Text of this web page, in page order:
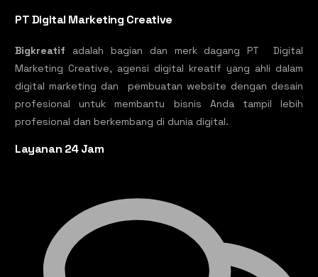
PT Digital Marketing Creative
Bigkreatif adalah bagian dan merk dagang PT Digital
Marketing Creative, agensi digital kreatif yang ahli dalam
digital marketing dan pembuatan website dengan desain
profesional untuk membantu bisnis Anda tampil lebih
profesional dan berkembang di dunia digital.
Layanan 24 Jam